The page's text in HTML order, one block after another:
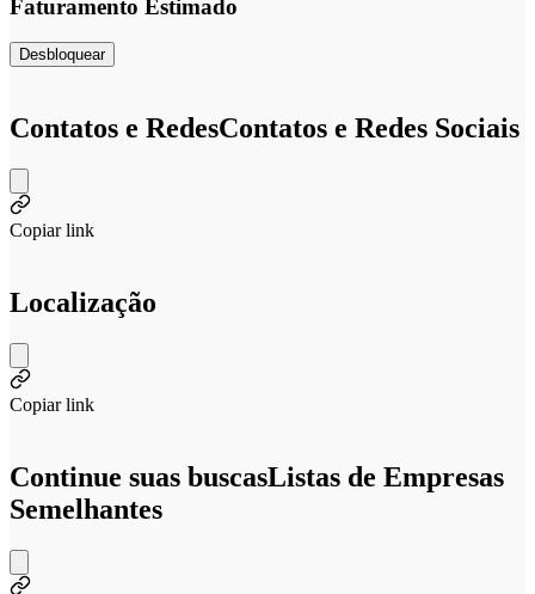
Faturamento Estimado
Desbloquear
Contatos e RedesContatos e Redes Sociais
Copiar link
Localização
Copiar link
Continue suas buscasListas de Empresas
Semelhantes